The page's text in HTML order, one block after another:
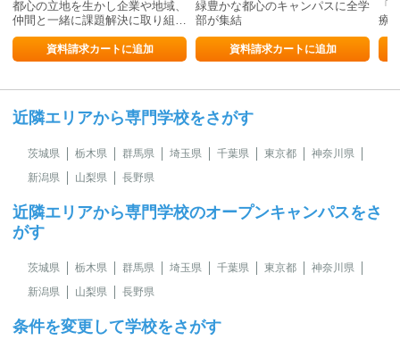
都心の立地を生かし企業や地域、
仲間と一緒に課題解決に取り組…
資料請求カートに追加
緑豊かな都心のキャンパスに全学
部が集結
資料請求カートに追加
「
療
近隣エリアから専門学校をさがす
茨城県 栃木県 群馬県 埼玉県 千葉県 東京都
神奈川県
新潟県
山梨県 長野県
近隣エリアから専門学校のオープンキャンパスをさ
がす
茨城県 栃木県 群馬県 埼玉県 千葉県 東京都
神奈川県
新潟県
山梨県 長野県
条件を変更して学校をさがす